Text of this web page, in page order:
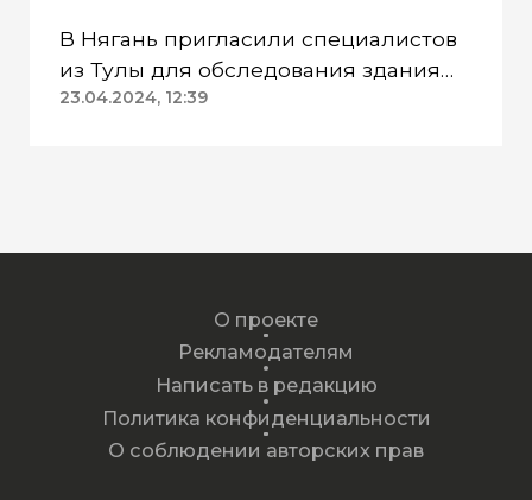
В Нягань пригласили специалистов
из Тулы для обследования здания
ДК «Геолог»
23.04.2024, 12:39
О проекте
Рекламодателям
Написать в редакцию
Политика конфиденциальности
О соблюдении авторских прав